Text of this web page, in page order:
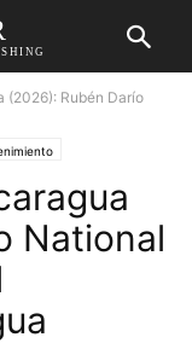
(2026): Rubén Darío
National